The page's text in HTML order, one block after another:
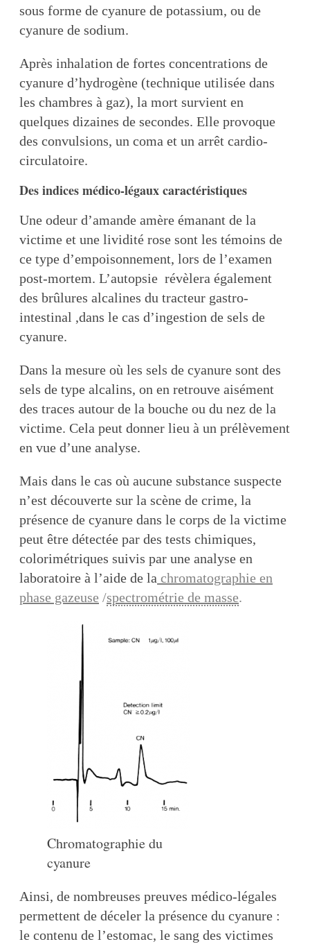
sous forme de cyanure de potassium, ou de
cyanure de sodium.
Après inhalation de fortes concentrations de
cyanure d’hydrogène (technique utilisée dans
les chambres à gaz), la mort survient en
quelques dizaines de secondes. Elle provoque
des convulsions, un coma et un arrêt cardio-
circulatoire.
Des indices médico-légaux caractéristiques
Une odeur d’amande amère émanant de la
victime et une lividité rose sont les témoins de
ce type d’empoisonnement, lors de l’examen
post-mortem. L’autopsie révèlera également
des brûlures alcalines du tracteur gastro-
intestinal ,dans le cas d’ingestion de sels de
cyanure.
Dans la mesure où les sels de cyanure sont des
sels de type alcalins, on en retrouve aisément
des traces autour de la bouche ou du nez de la
victime. Cela peut donner lieu à un prélèvement
en vue d’une analyse.
Mais dans le cas où aucune substance suspecte
n’est découverte sur la scène de crime, la
présence de cyanure dans le corps de la victime
peut être détectée par des tests chimiques,
colorimétriques suivis par une analyse en
laboratoire à l’aide de la chromatographie en
phase gazeuse /spectrométrie de masse.
Chromatographie du
cyanure
Ainsi, de nombreuses preuves médico-légales
permettent de déceler la présence du cyanure :
le contenu de l’estomac, le sang des victimes